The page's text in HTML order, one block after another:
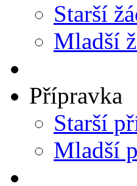
Starší
Mladší
Přípravka
Starší
Mladší